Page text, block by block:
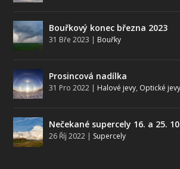
Bouřkový konec března 2023
31 Bře 2023 | Bouřky
Prosincová nadílka
31 Pro 2022 | Halové jevy, Optické jevy
Nečekané supercely 16. a 25.
26 Říj 2022 | Supercely